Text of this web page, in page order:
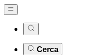
Cerca